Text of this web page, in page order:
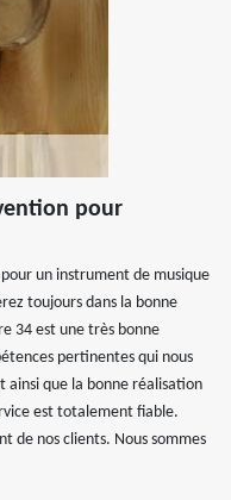
pour
un instrument de musique
toujours dans la bonne
34 est une très bonne
pertinentes qui nous
que la bonne réalisation
est totalement fiable.
de nos clients. Nous sommes